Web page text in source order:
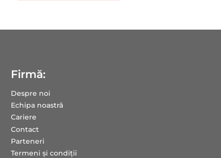
Firmă:
Despre noi
Echipa noastră
Cariere
Contact
Parteneri
Termeni și condiții